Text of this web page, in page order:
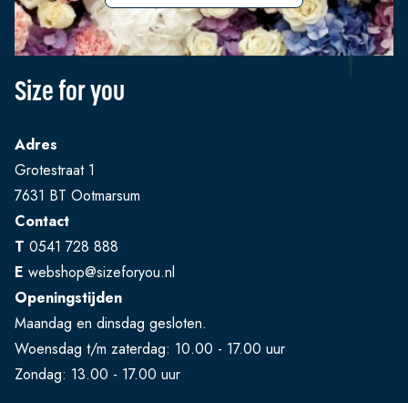
Size for you
Adres
Grotestraat 1
7631 BT Ootmarsum
Contact
T 0541 728 888
E webshop@sizeforyou.nl
Openingstijden
Maandag en dinsdag gesloten.
Woensdag t/m zaterdag: 10.00 - 17.00 uur
Zondag: 13.00 - 17.00 uur